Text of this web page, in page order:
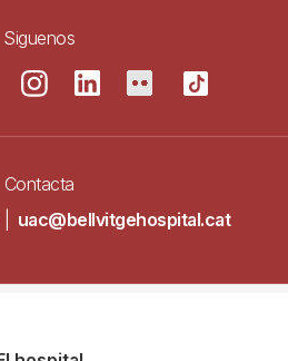
Siguenos
Contacta
uac@bellvitgehospital.cat